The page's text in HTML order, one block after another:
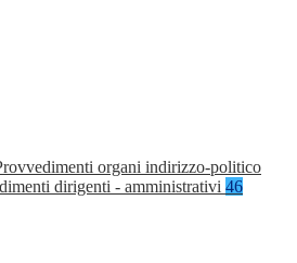
organi indirizzo-politico
dirigenti - amministrativi 46